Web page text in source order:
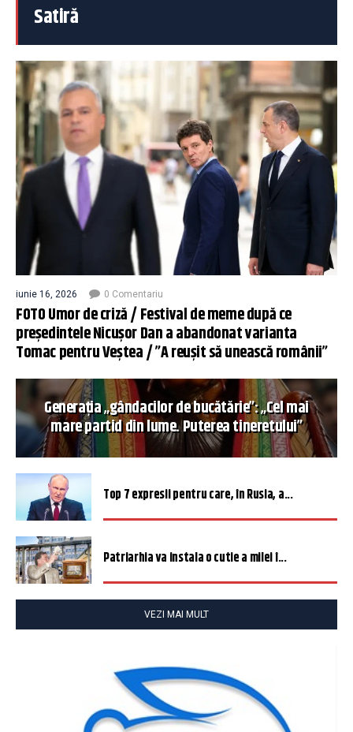
Satiră
iunie 16, 2026 0 Comentariu
FOTO Umor de criză / Festival de meme după ce
președintele Nicușor Dan a abandonat varianta
Tomac pentru Veștea / ”A reușit să unească românii”
Generația „gândacilor de bucătărie”: „Cel mai
mare partid din lume. Puterea tineretului”
Top 7 expresii pentru care, în Rusia, a...
Patriarhia va instala o cutie a milei î...
VEZI MAI MULT